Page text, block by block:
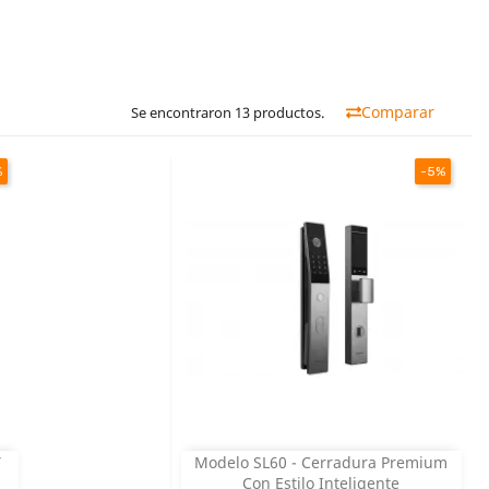
Comparar
Se encontraron 13 productos.
Modelo SL60 - Cerradura Premium
Con Estilo Inteligente
-5%
Vista rápida